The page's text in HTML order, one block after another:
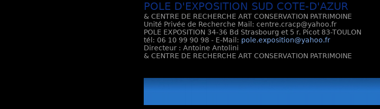
POLE D'EXPOSITION SUD COTE-D'AZUR
& CENTRE DE RECHERCHE ART CONSERVATION PATRIMOINE
Unité Privée de Recherche Mail: centre.cracp@yahoo.fr
POLE EXPOSITION 34-36 Bd Strasbourg et 5 r. Picot 83-TOULON
tél: 06 10 99 90 98 - E-Mail: pole.exposition@yahoo.fr
Directeur : Antoine Antolini
& CENTRE DE RECHERCHE ART CONSERVATION PATRIMOINE